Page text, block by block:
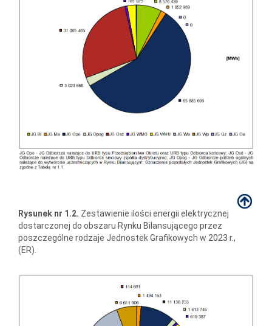
Rysunek nr 1.2. Zestawienie ilości energii elektrycznej
dostarczonej do obszaru Rynku Bilansującego przez
poszczególne rodzaje Jednostek Grafikowych w 2023 r.,
(ER).